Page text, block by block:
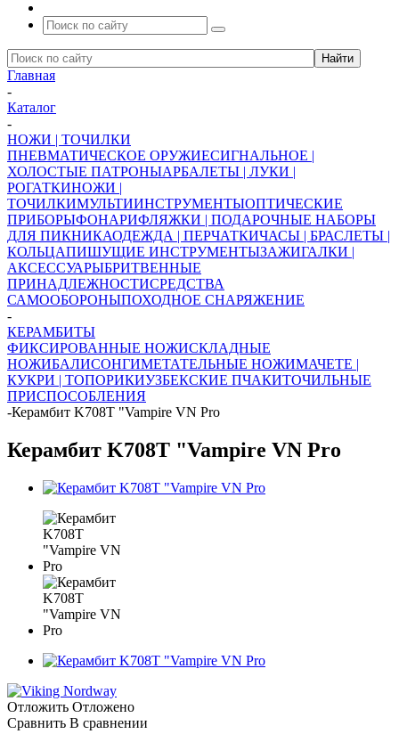
Главная
-
Каталог
-
НОЖИ | ТОЧИЛКИ
ПНЕВМАТИЧЕСКОЕ ОРУЖИЕСИГНАЛЬНОЕ |
ХОЛОСТЫЕ ПАТРОНЫАРБАЛЕТЫ | ЛУКИ |
РОГАТКИНОЖИ |
ТОЧИЛКИМУЛЬТИИНСТРУМЕНТЫОПТИЧЕСКИЕ
ПРИБОРЫФОНАРИФЛЯЖКИ | ПОДАРОЧНЫЕ НАБОРЫ
ДЛЯ ПИКНИКАОДЕЖДА | ПЕРЧАТКИЧАСЫ | БРАСЛЕТЫ |
КОЛЬЦАПИШУЩИЕ ИНСТРУМЕНТЫЗАЖИГАЛКИ |
АКСЕССУАРЫБРИТВЕННЫЕ
ПРИНАДЛЕЖНОСТИСРЕДСТВА
САМООБОРОНЫПОХОДНОЕ СНАРЯЖЕНИЕ
-
КЕРАМБИТЫ
ФИКСИРОВАННЫЕ НОЖИСКЛАДНЫЕ
НОЖИБАЛИСОНГИМЕТАТЕЛЬНЫЕ НОЖИМАЧЕТЕ |
КУКРИ | ТОПОРИКИУЗБЕКСКИЕ ПЧАКИТОЧИЛЬНЫЕ
ПРИСПОСОБЛЕНИЯ
-Керамбит K708T "Vampire VN Pro
Керамбит K708T "Vampire VN Pro
Отложить Отложено
Сравнить В сравнении